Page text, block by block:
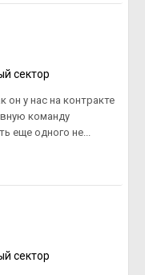
сектор
он у нас на контракте
команду
еще одного не...
сектор